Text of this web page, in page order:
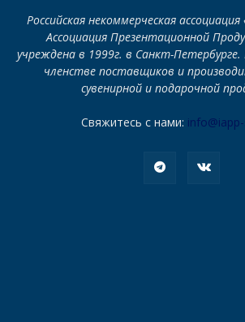
Российская некоммерческая
Ассоциация Презентационной
учреждена в 1999г. в Санкт-
членстве поставщиков и
сувенирной и подарочной
Свяжитесь с нами: